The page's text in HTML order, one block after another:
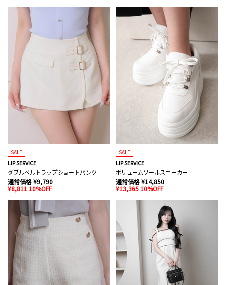
SALE
LIP SERVICE
ダブルベルトラップショートパンツ
通常価格 ¥9,790
¥8,811 10%OFF
SALE
LIP SERVICE
ボリュームソールスニーカー
通常価格 ¥14,850
¥13,365 10%OFF